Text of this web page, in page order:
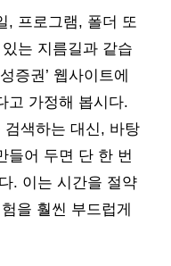
, 프로그램, 폴더 또
는 지름길과 같습
증권’ 웹사이트에
고 가정해 봅시다.
검색하는 대신, 바탕
들어 두면 단 한 번
. 이는 시간을 절약
을 훨씬 부드럽게